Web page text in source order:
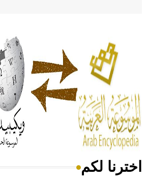
الحكم، الأدلة، تنظيم التغذية، ورسالته
له الفضل بأنه حرر الطب من الدين
- هل تعلم أن المرجان إفراز حيواني
من مادة كربونات الكلسيوم، وهو أحمر
أجود أنواعه، ويمتاز بكبر الحجم ويسمى
هل تعلم أن الأبسيد كلمة فرنسية اللفظ
اخترنا لكم